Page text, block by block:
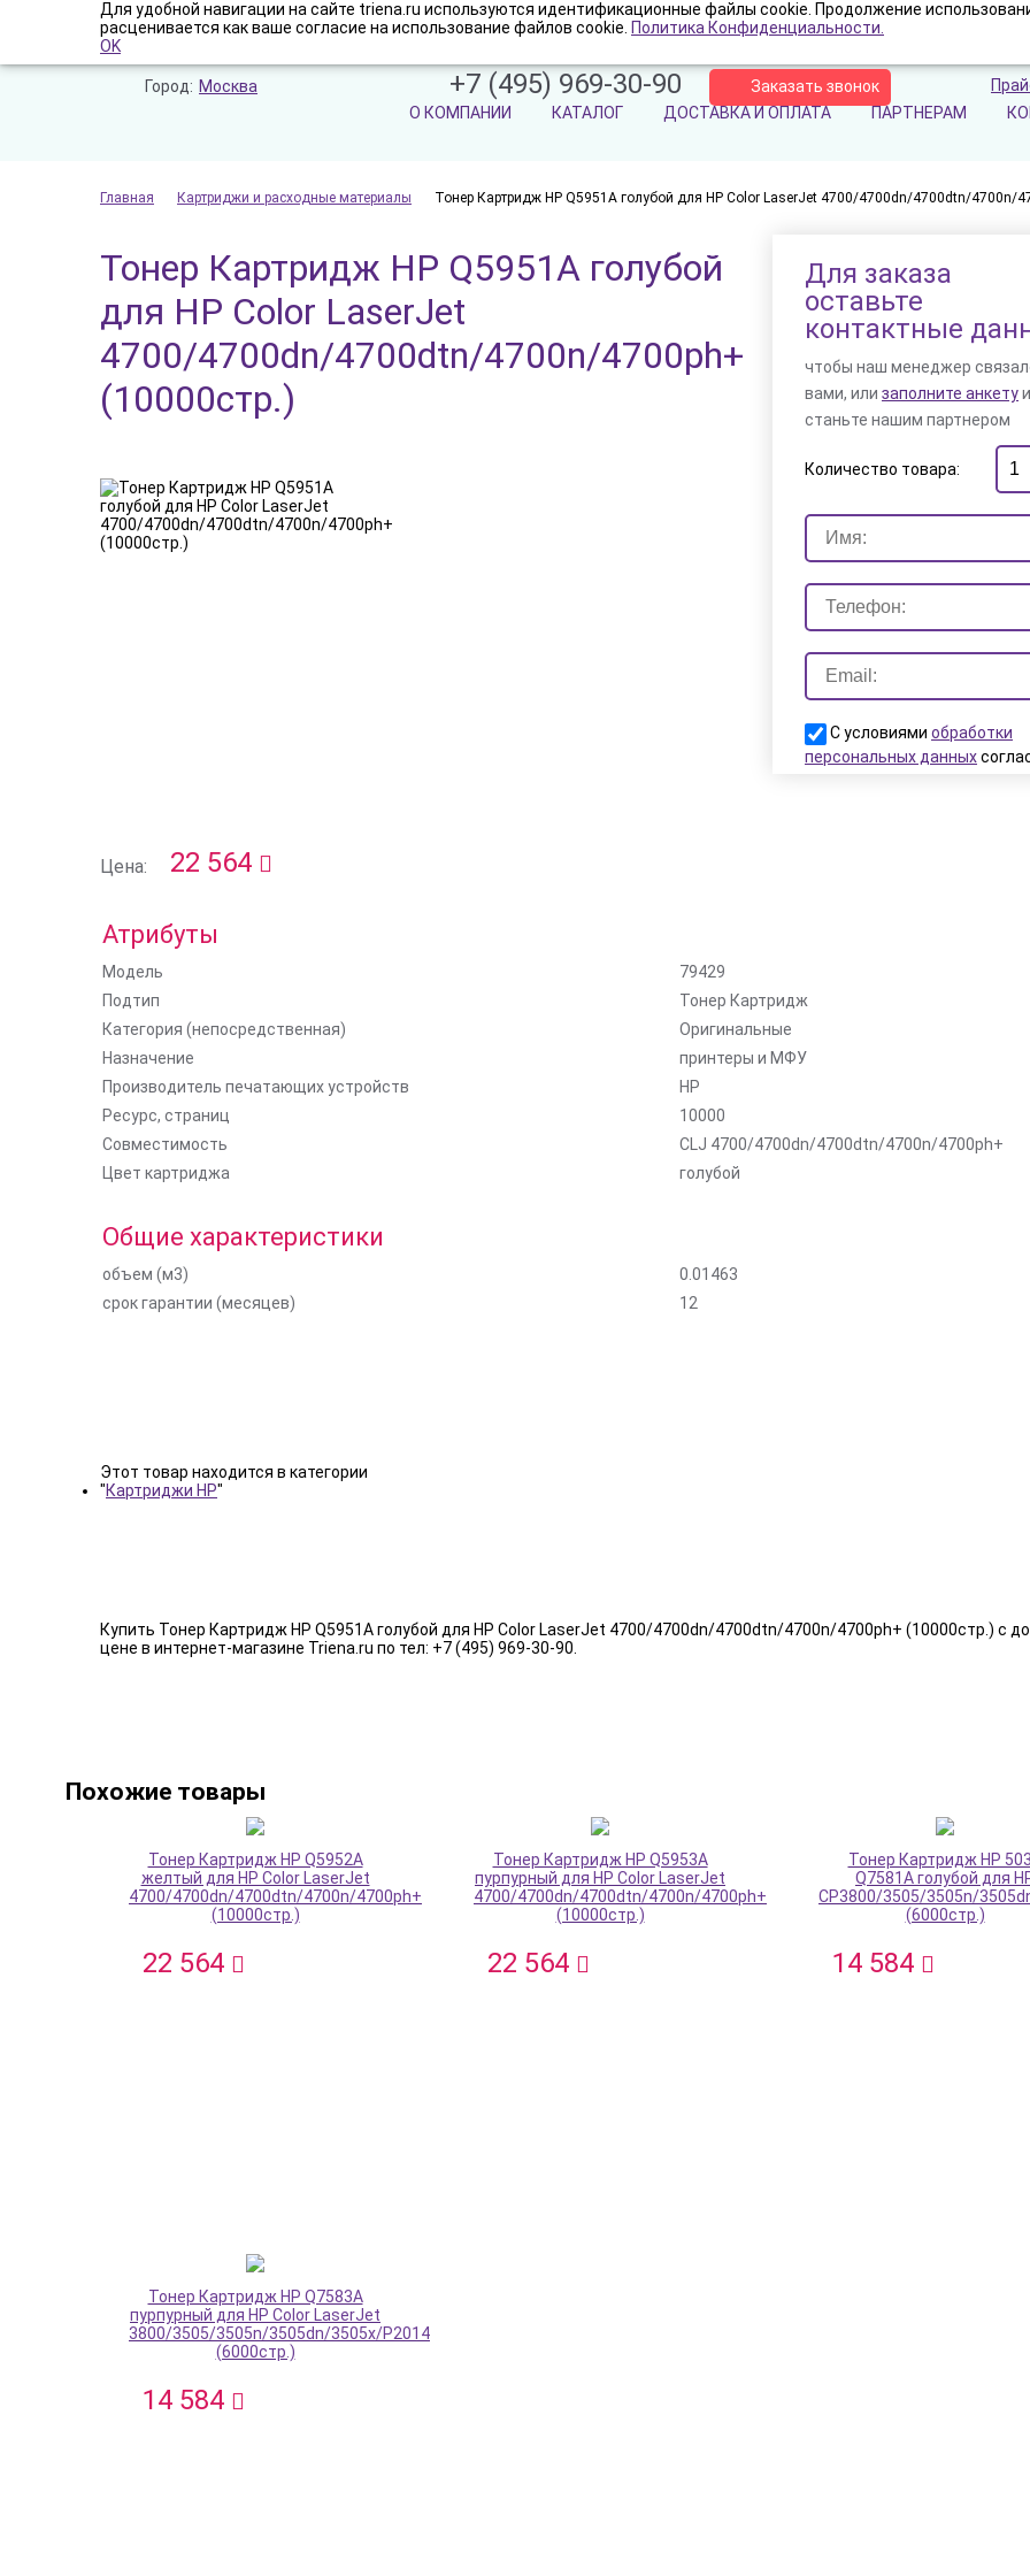
Для удобной навигации на сайте triena.ru используются идентификационные файлы cookie. Продолжение
расценивается как ваше согласие на использование файлов cookie. Политика Конфиденциальности.
OK
Город: Москва +7 (495) 969-30-90 Заказать звонок
О КОМПАНИИ
КАТАЛОГ ДОСТАВКА И ОПЛАТА ПАРТНЕРАМ
Главная Картриджи и расходные материалы Тонер Картридж HP Q5951A голубой для HP Color LaserJet 4700/4700dn/4700dtn/4700n/
Тонер Картридж HP Q5951A голубой
для HP Color LaserJet
4700/4700dn/4700dtn/4700n/4700ph+
(10000стр.)
Цена: 22 564
Для заказа
оставьте
контактные
чтобы наш менеджер
вами, или заполните анкетуи
станьте нашим партнером
Количество товара:
С условиями обработки
персональных данных
Атрибуты
Модель
79429
Подтип
Тонер Картридж
Категория (непосредственная)
Оригинальные
Назначение
принтеры и МФУ
Производитель печатающих устройств
HP
Ресурс, страниц
10000
Совместимость
CLJ 4700/4700dn/4700dtn/4700n/4700ph+
Цвет картриджа
голубой
Общие характеристики
объем (м3)
0.01463
срок гарантии (месяцев)
12
Этот товар находится в категории
"Картриджи HP"
Купить Тонер Картридж HP Q5951A голубой для HP Color LaserJet 4700/4700dn/4700dtn/4700n/4700ph+ (10000стр.) с
цене в интернет-магазине Triena.ru по тел: +7 (495) 969-30-90.
Похожие товары
Тонер Картридж HP Q5952A
желтый для HP Color LaserJet
4700/4700dn/4700dtn/4700n/4700ph+
(10000стр.)
22 564
Тонер Картридж HP Q5953A
пурпурный для HP Color LaserJet
4700/4700dn/4700dtn/4700n/4700ph+
(10000стр.)
22 564
Тонер Картридж HP
Q7581A голубой для
CP3800/3505/3505n/
(6000стр.)
14 584
Тонер Картридж HP Q7583A
пурпурный для HP Color LaserJet
3800/3505/3505n/3505dn/3505x/P2014
(6000стр.)
14 584